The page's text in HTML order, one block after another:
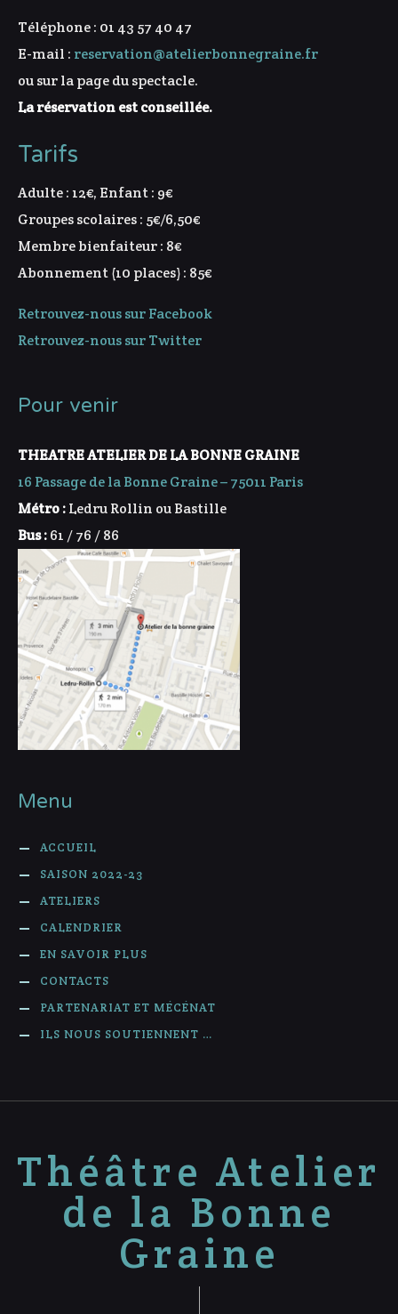
Téléphone : 01 43 57 40 47
E-mail : reservation@atelierbonnegraine.fr
ou sur la page du spectacle.
La réservation est conseillée.
Tarifs
Adulte : 12€, Enfant : 9€
Groupes scolaires : 5€/6,50€
Membre bienfaiteur : 8€
Abonnement (10 places) : 85€
Retrouvez-nous sur Facebook
Retrouvez-nous sur Twitter
Pour venir
THEATRE ATELIER DE LA BONNE GRAINE
16 Passage de la Bonne Graine – 75011 Paris
Métro :Ledru Rollin ou Bastille
Bus :61 / 76 / 86
Menu
ACCUEIL
SAISON 2022-23
ATELIERS
CALENDRIER
EN SAVOIR PLUS
CONTACTS
PARTENARIAT ET MÉCÉNAT
ILS NOUS SOUTIENNENT …
Théâtre Atelier
de la Bonne
Graine